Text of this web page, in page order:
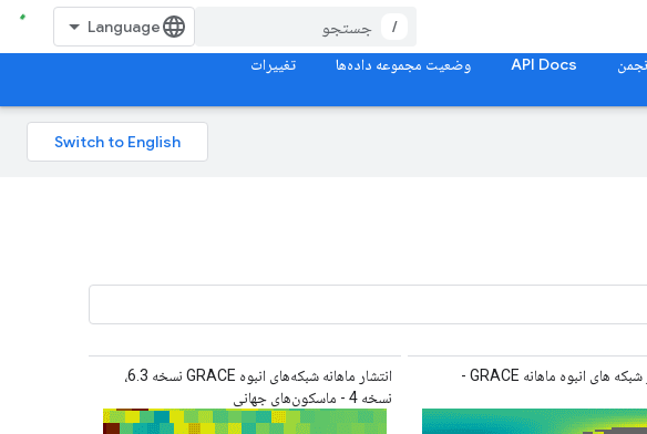
/
API Docs وضعیت مجموعه داده‌ها تغییرات
نسخه 04 از شبکه های انبوه ماهانه GRACE -
انتشار ماهانه شبکه‌های انبوه GRACE نسخه 6.3،
نسخه 4 - ماسکون‌های جهانی